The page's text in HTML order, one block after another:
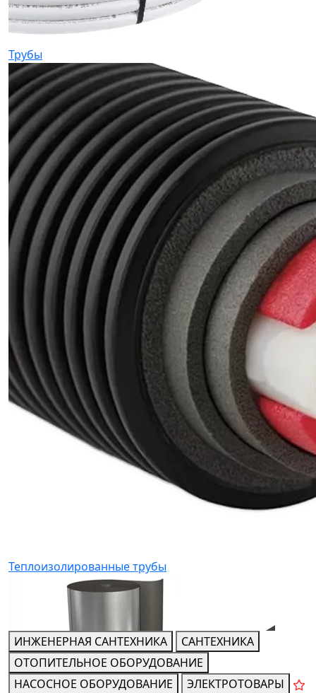
Трубы
Теплоизолированные трубы
ИНЖЕНЕРНАЯ САНТЕХНИКА
САНТЕХНИКА
ОТОПИТЕЛЬНОЕ ОБОРУДОВАНИЕ
НАСОСНОЕ ОБОРУДОВАНИЕ
ЭЛЕКТРОТОВАРЫ